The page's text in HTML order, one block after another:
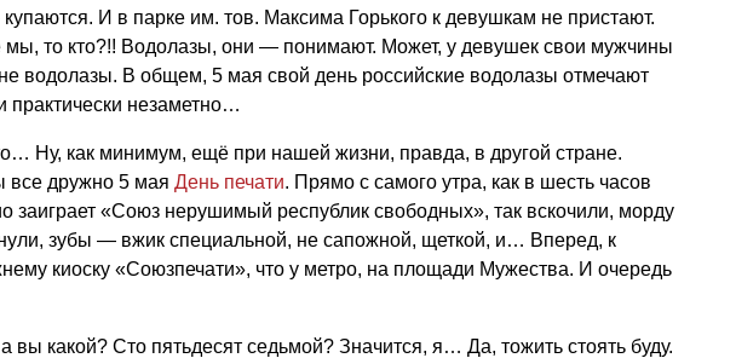
И в парке им. тов. Максима Горького к девушкам не пристают.
мы, то кто?!! Водолазы, они — понимают. Может, у девушек свои мужчины
водолазы. В общем, 5 мая свой день российские водолазы отмечают
практически незаметно…
Ну, как минимум, ещё при нашей жизни, правда, в другой стране.
все дружно 5 мая День печати. Прямо с самого утра, как в шесть часов
заиграет «Союз нерушимый республик свободных», так вскочили, морду
зубы — вжик специальной, не сапожной, щеткой, и… Вперед, к
киоску «Союзпечати», что у метро, на площади Мужества. И очередь
вы какой? Сто пятьдесят седьмой? Значится, я… Да, тожить стоять буду.